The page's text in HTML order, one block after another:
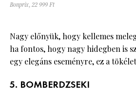
Bonprix, 22 999 Ft
Nagy előnyük, hogy kellemes
ha fontos, hogy nagy hidegben is
egy elegáns eseményre, ez a
5. BOMBERDZSEKI